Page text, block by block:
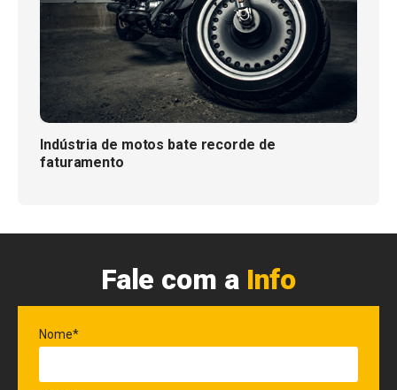
Indústria de motos bate recorde de
faturamento
Fale com a Info
Nome*